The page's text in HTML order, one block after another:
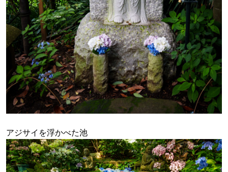
アジサイを浮かべた池